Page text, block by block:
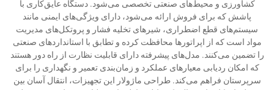
کشاورزی و محیط‌های صنعتی تخصصی می‌شود. دستگاه عایق‌کاری با
پاشش که برای فروش ارائه می‌شود، دارای ویژگی‌های ایمنی مانند
سیستم‌های قطع اضطراری، شیرهای تخلیه فشار و پروتکل‌های مدیریت
مواد است که از اپراتورها محافظت کرده و تطابق با استانداردهای صنعتی
را تضمین می‌کنند. مدل‌های پیشرفته دارای قابلیت نظارت از راه دور هستند
که امکان ردیابی معیارهای عملکرد و زمان‌بندی تعمیر و نگهداری را برای
سرپرستان فراهم می‌کند. طراحی ماژولار این تجهیزات، انتقال آسان بین